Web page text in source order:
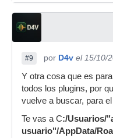
#9 por D4v el 15/10/
Y otra cosa que es
todos los plugins, por
vuelve a buscar, para
Te vas a C:/Usuarios/
usuario"/AppData/